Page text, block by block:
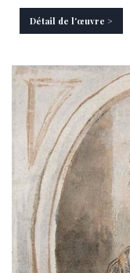
Détail de l'œuvre >